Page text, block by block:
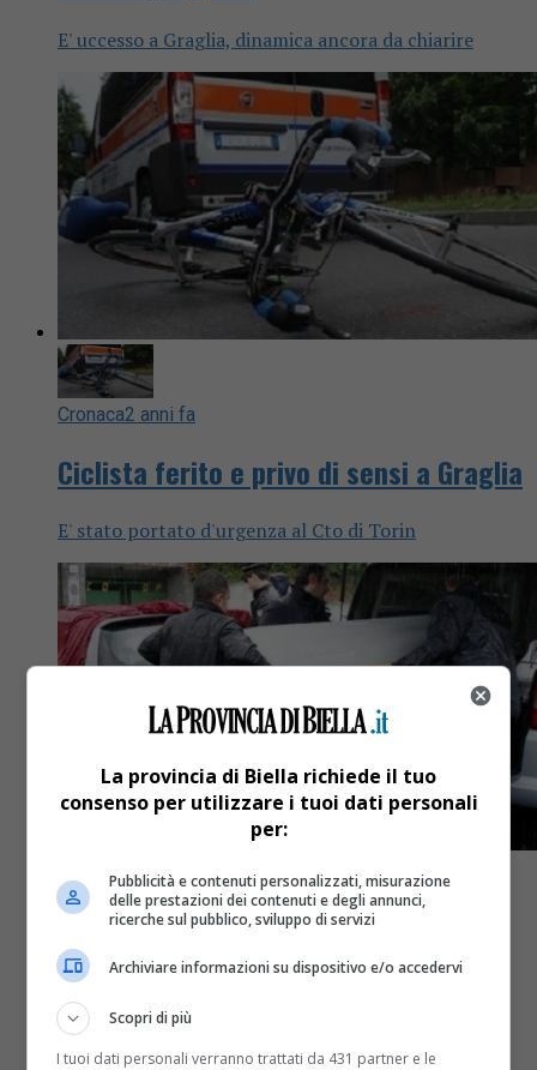
E' uccesso a Graglia, dinamica ancora da chiarire
Cronaca2 anni fa
Ciclista ferito e privo di sensi a Graglia
E' stato portato d'urgenza al Cto di Torin
Cronaca2 anni fa
Tragedia a Piedicavallo, muore a 36
La provincia di Biella richiede il tuo
consenso per utilizzare i tuoi dati personali
per:
Pubblicità e contenuti personalizzati, misurazione
delle prestazioni dei contenuti e degli annunci,
ricerche sul pubblico, sviluppo di servizi
Archiviare informazioni su dispositivo e/o accedervi
Scopri di più
I tuoi dati personali verranno trattati da 431 partner e le